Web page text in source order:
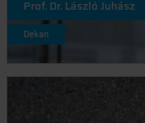
Prof. Dr. László Juhász
Dekan